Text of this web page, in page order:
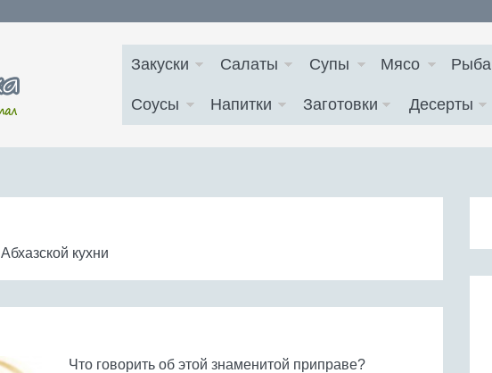
Закуски Салаты Супы Мясо Рыба
Соусы Напитки Заготовки Десерты
Абхазской кухни
Что говорить об этой знаменитой приправе?